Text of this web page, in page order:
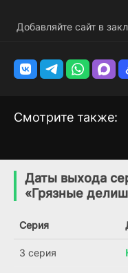
Добавляйте сайт в
Смотрите также:
7.6 7.9
Даты выхода
«Грязные
Серия
3 серия